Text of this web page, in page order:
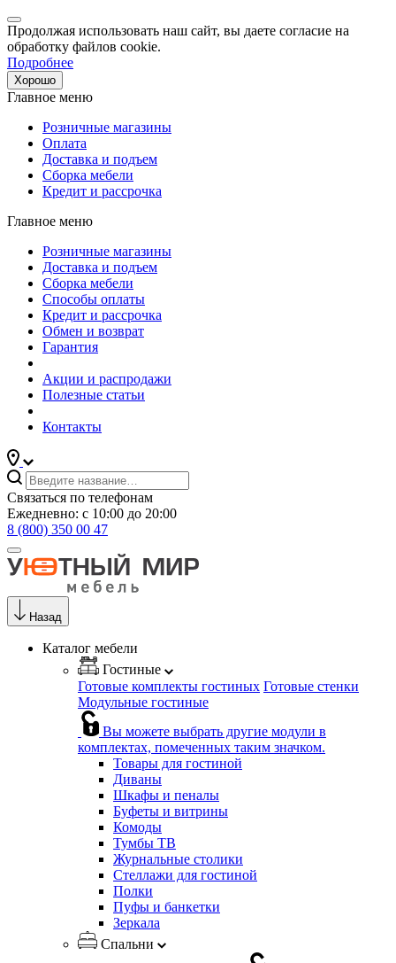
Продолжая использовать наш сайт, вы даете согласие на
обработку файлов cookie.
Подробнее
Хорошо
Главное меню
Розничные магазины
Оплата
Доставка и подъем
Сборка мебели
Кредит и рассрочка
Главное меню
Розничные магазины
Доставка и подъем
Сборка мебели
Способы оплаты
Кредит и рассрочка
Обмен и возврат
Гарантия
Акции и распродажи
Полезные статьи
Контакты
Связаться по телефонам
Ежедневно: с 10:00 до 20:00
8 (800) 350 00 47
Назад
Каталог мебели
Гостиные
Готовые комплекты гостиных Готовые стенки
Модульные гостиные
Вы можете выбрать другие модули в
комплектах, помеченных таким значком.
Товары для гостиной
Диваны
Шкафы и пеналы
Буфеты и витрины
Комоды
Тумбы ТВ
Журнальные столики
Стеллажи для гостиной
Полки
Пуфы и банкетки
Зеркала
Спальни